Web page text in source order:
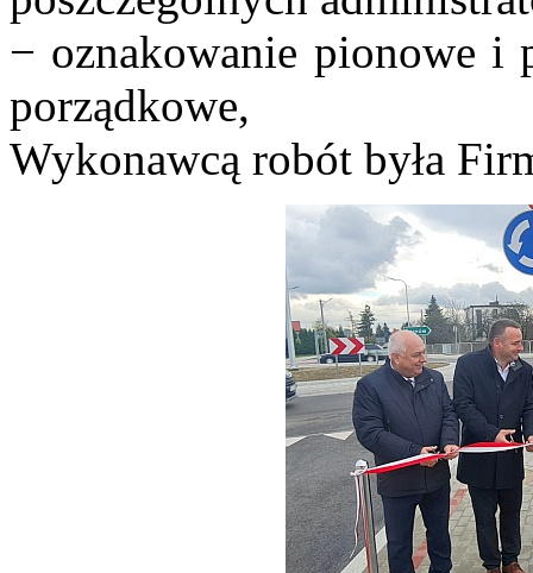
− oznakowanie pionowe i
porządkowe,
Wykonawcą robót była